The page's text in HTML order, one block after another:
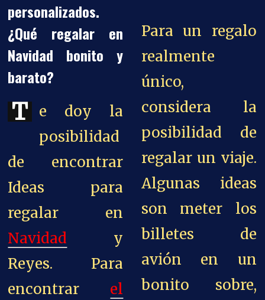
personalizados.
¿Qué regalar en
Navidad bonito y
barato?
T
e doy la
posibilidad
de encontrar
Ideas para
regalar en
Navidad y
Reyes. Para
encontrar el
Para un regalo
realmente
único,
considera la
posibilidad de
regalar un viaje.
Algunas ideas
son meter los
billetes de
avión en un
bonito sobre,